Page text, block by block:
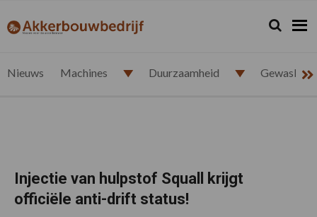
de
de
de
de
akkerbouwbedrijf.nl Zoeken...
Zoek
Nieuws Machines Duurzaamheid
Injectie van hulpstof Squall krijgt
officiële anti-drift status!